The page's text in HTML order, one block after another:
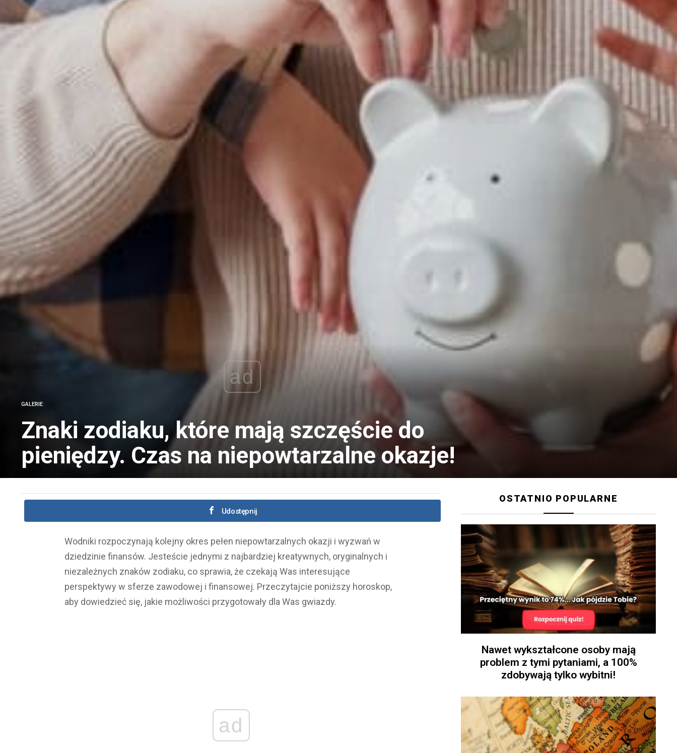
ad
GALERIE
Znaki zodiaku, które mają szczęście do
pieniędzy. Czas na niepowtarzalne okazje!
Udostępnij
Wodniki rozpoczynają kolejny okres pełen niepowtarzalnych okazji i wyzwań w
dziedzinie finansów. Jesteście jednymi z najbardziej kreatywnych, oryginalnych i
niezależnych znaków zodiaku, co sprawia, że czekają Was interesujące
perspektywy w sferze zawodowej i finansowej. Przeczytajcie poniższy horoskop,
aby dowiedzieć się, jakie możliwości przygotowały dla Was gwiazdy.
ad
OSTATNIO POPULARNE
Nawet wykształcone osoby mają
problem z tymi pytaniami, a 100%
zdobywają tylko wybitni!